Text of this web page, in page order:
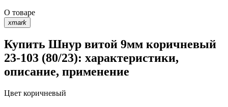
О товаре
xmark
Купить Шнур витой 9мм коричневый
23-103 (80/23): характеристики,
описание, применение
Цвет коричневый